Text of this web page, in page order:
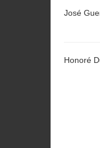
José
Honoré